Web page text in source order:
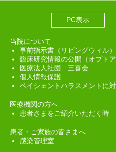
PC表示
当院について
事前指示書（リビングウィル）
臨床研究情報の公開（オプトア
医療法人社団 三喜会
個人情報保護
ペイシェントハラスメントに
医療機関の方へ
患者さまをご紹介いただく時
患者・ご家族の皆さまへ
感染管理室